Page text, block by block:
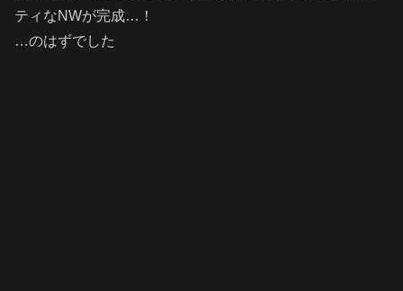
ティなNWが完成…！
…のはずでした